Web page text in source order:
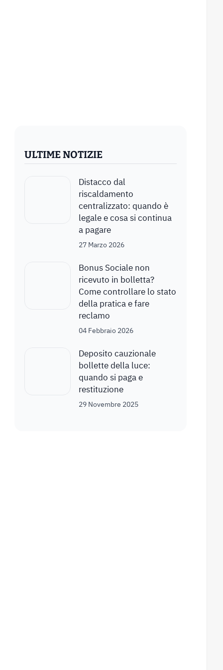
ULTIME NOTIZIE
Distacco dal
riscaldamento
centralizzato: quando è
legale e cosa si continua
a pagare
27 Marzo 2026
Bonus Sociale non
ricevuto in bolletta?
Come controllare lo stato
della pratica e fare
reclamo
04 Febbraio 2026
Deposito cauzionale
bollette della luce:
quando si paga e
restituzione
29 Novembre 2025